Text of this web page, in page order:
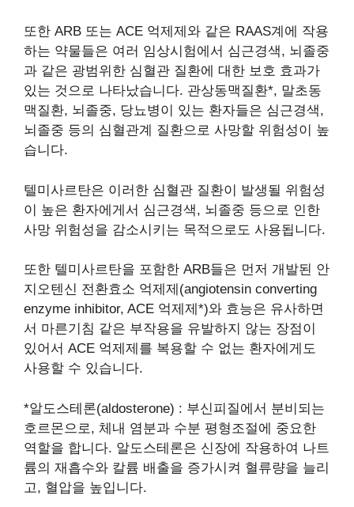
또한 ARB 또는 ACE 억제제와 같은 RAAS계에 작용
하는 약물들은 여러 임상시험에서 심근경색, 뇌졸중
과 같은 광범위한 심혈관 질환에 대한 보호 효과가
있는 것으로 나타났습니다. 관상동맥질환*, 말초동
맥질환, 뇌졸중, 당뇨병이 있는 환자들은 심근경색,
뇌졸중 등의 심혈관계 질환으로 사망할 위험성이 높
습니다.
텔미사르탄은 이러한 심혈관 질환이 발생될 위험성
이 높은 환자에게서 심근경색, 뇌졸중 등으로 인한
사망 위험성을 감소시키는 목적으로도 사용됩니다.
또한 텔미사르탄을 포함한 ARB들은 먼저 개발된 안
지오텐신 전환효소 억제제(angiotensin converting
enzyme inhibitor, ACE 억제제*)와 효능은 유사하면
서 마른기침 같은 부작용을 유발하지 않는 장점이
있어서 ACE 억제제를 복용할 수 없는 환자에게도
사용할 수 있습니다.
*알도스테론(aldosterone) : 부신피질에서 분비되는
호르몬으로, 체내 염분과 수분 평형조절에 중요한
역할을 합니다. 알도스테론은 신장에 작용하여 나트
륨의 재흡수와 칼륨 배출을 증가시켜 혈류량을 늘리
고, 혈압을 높입니다.